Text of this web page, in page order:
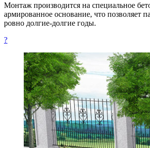
Монтаж производится на специальное
армированное основание, что позволяет
ровно долгие-долгие годы.
?